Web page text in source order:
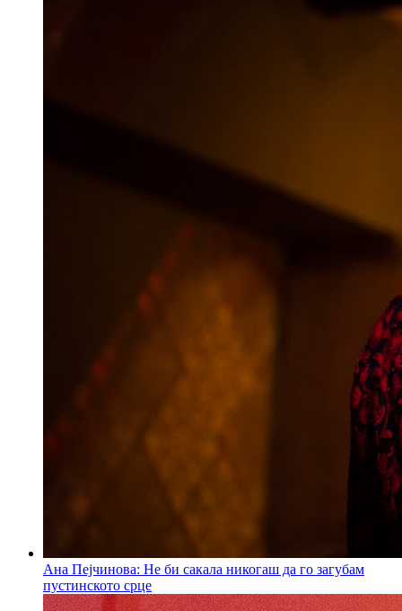
Ана Пејчинова: Не би сакала никогаш да го загубам
пустинското срце